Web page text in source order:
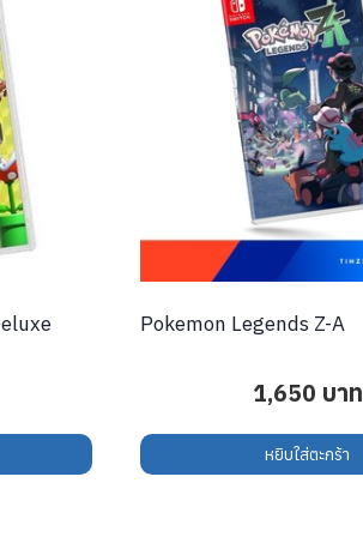
Pokemon Legends Z-A
1,650 บาท
หยิบใส่ตะกร้า